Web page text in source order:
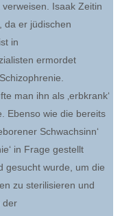
Isaak Zeitin
, da er jüdischen
in
ermordet
man ihn als ‚erbkrank‘
Ebenso wie die bereits
Schwachsinn‘
in Frage gestellt
gesucht wurde, um die
zu sterilisieren und
der